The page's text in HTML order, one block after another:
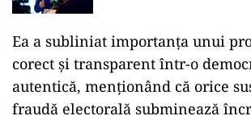
Ea a subliniat importanța unui
corect și transparent într-o
autentică, menționând că orice
fraudă electorală subminează